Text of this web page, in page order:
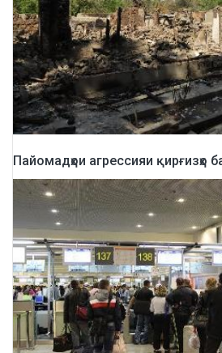
Пайомадҳои агрессияи қирғизҳо